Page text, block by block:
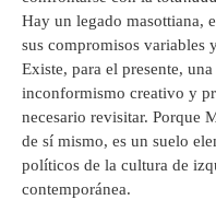
Hay un legado masottiana,
sus compromisos variables
Existe, para el presente,
inconformismo creativo y
necesario revisitar. Porque
de sí mismo, es un suelo
políticos de la cultura de
contemporánea.